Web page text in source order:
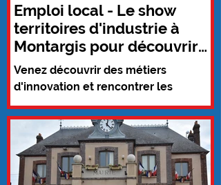
Emploi local - Le show
territoires d'industrie à
Montargis pour découvrir
des métiers d'innovation
Venez découvrir des métiers
d'innovation et rencontrer les
entreprises locales les 29 et 30 mars
2023 de 9H00 à 18H00 à la salle des...